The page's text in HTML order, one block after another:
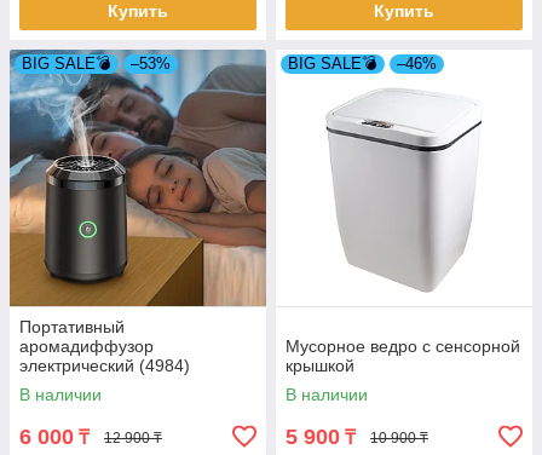
Купить Купить
BIG SALE💣 –53%
Портативный
аромадиффузор
электрический (4984)
В наличии
6 000 ₸ 12 900 ₸
BIG SALE💣 –46%
Мусорное ведро с сенсорной
крышкой
В наличии
5 900 ₸ 10 900 ₸